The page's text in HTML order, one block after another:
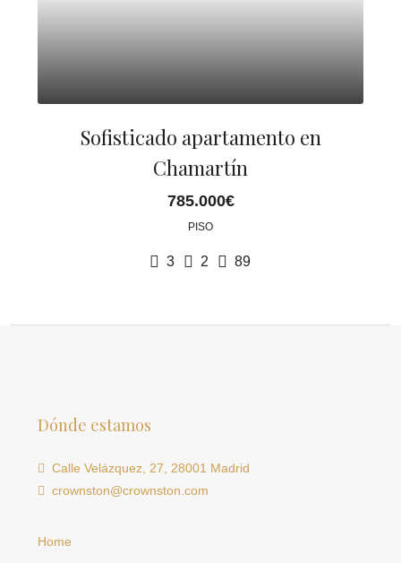
Sofisticado apartamento en
Chamartín
785.000€
PISO
3 2 89
Dónde estamos
Calle Velázquez, 27, 28001 Madrid
crownston@crownston.com
Home